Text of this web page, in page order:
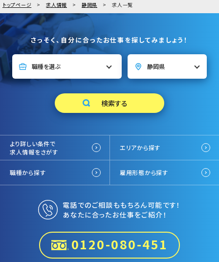
トップページ 求人情報 静岡県 求人一覧
さっそく、自分に合ったお仕事を探してみましょう！
より詳しい条件で
求人情報をさがす
エリアから探す
職種から探す 雇用形態から探す
電話でのご相談ももちろん可能です！
あなたに合ったお仕事をご紹介！
0120-080-451